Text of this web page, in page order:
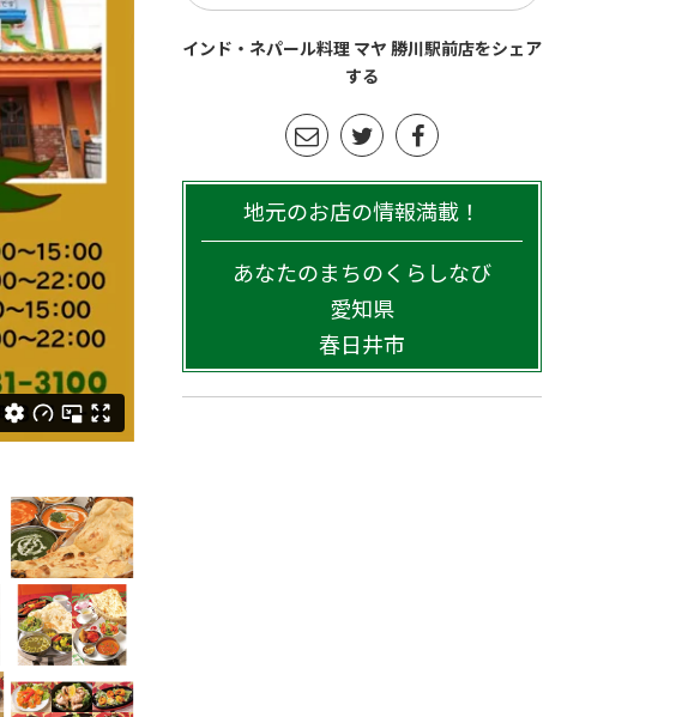
インド・ネパール料理 マヤ 勝川駅前店をシェア
する
地元のお店の情報満載！
あなたのまちのくらしなび
愛知県
春日井市